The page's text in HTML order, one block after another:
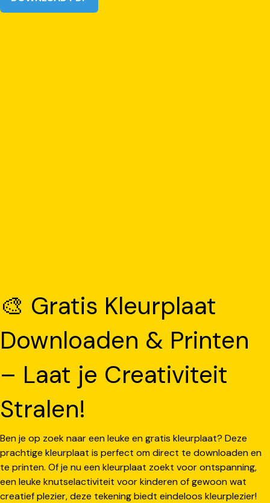
🎨 Gratis Kleurplaat
Downloaden & Printen
– Laat je Creativiteit
Stralen!
Ben je op zoek naar een leuke en gratis kleurplaat? Deze
prachtige kleurplaat is perfect om direct te downloaden en
te printen. Of je nu een kleurplaat zoekt voor ontspanning,
een leuke knutselactiviteit voor kinderen of gewoon wat
creatief plezier, deze tekening biedt eindeloos kleurplezier!